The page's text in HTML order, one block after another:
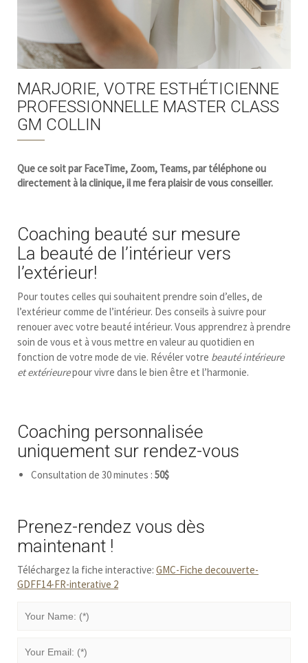
MARJORIE, VOTRE ESTHÉTICIENNE
PROFESSIONNELLE MASTER CLASS
GM COLLIN
Que ce soit par FaceTime, Zoom, Teams, par téléphone ou
directement à la clinique, il me fera plaisir de vous conseiller.
Coaching beauté sur mesure
La beauté de l’intérieur vers
l’extérieur!
Pour toutes celles qui souhaitent prendre soin d’elles, de
l’extérieur comme de l’intérieur. Des conseils à suivre pour
renouer avec votre beauté intérieur. Vous apprendrez à prendre
soin de vous et à vous mettre en valeur au quotidien en
fonction de votre mode de vie. Révéler votre beauté intérieure
et extérieurepour vivre dans le bien être et l’harmonie.
Coaching personnalisée
uniquement sur rendez-vous
Consultation de 30 minutes : 50$
Prenez-rendez vous dès
maintenant !
Téléchargez la fiche interactive: GMC-Fiche decouverte-
GDFF14-FR-interative 2